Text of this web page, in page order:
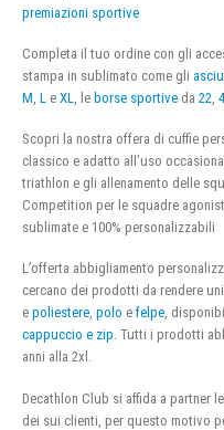
premiazioni sportive
Completa il tuo ordine con gli
stampa in sublimato come gli
M L e XL , le borse sportive da 22
Scopri la nostra offera di cuffie
classico e adatto all’uso
triathlon e gli allenamento delle
Competition per le squadre
sublimate e 100% personalizzabili
L’offerta abbigliamento
cercano dei prodotti da rendere
e poliestere, polo e felpe,
cappuccio e zip. Tutti i prodotti
anni alla 2xl.
Decathlon Club si affida a partner
dei sui clienti, per questo motivo